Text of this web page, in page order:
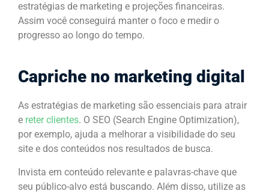
estratégias de marketing e projeções financeiras.
Assim você conseguirá manter o foco e medir o
progresso ao longo do tempo.
Capriche no marketing digital
As estratégias de marketing são essenciais para atrair
e reter clientes. O SEO (Search Engine Optimization),
por exemplo, ajuda a melhorar a visibilidade do seu
site e dos conteúdos nos resultados de busca.
Invista em conteúdo relevante e palavras-chave que
seu público-alvo está buscando. Além disso, utilize as